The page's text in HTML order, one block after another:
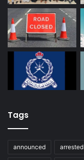
Tags
announced arrested